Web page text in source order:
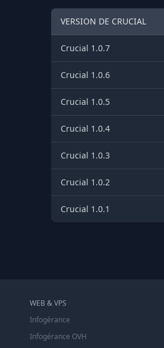
VERSION DE CRUCIAL
Crucial 1.0.7
Crucial 1.0.6
Crucial 1.0.5
Crucial 1.0.4
Crucial 1.0.3
Crucial 1.0.2
Crucial 1.0.1
WEB & VPS
Infogérance
Infogérance OVH